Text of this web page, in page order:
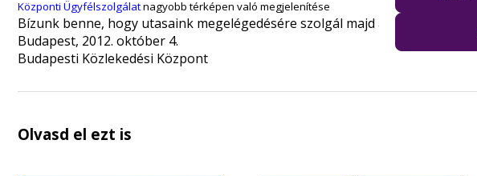
Központi Ügyfélszolgálatnagyobb térképen való megjelenítése
Bízunk benne, hogy utasaink megelégedésére szolgál majd az új
Budapest, 2012. október 4.
Budapesti Közlekedési Központ
Olvasd el ezt is